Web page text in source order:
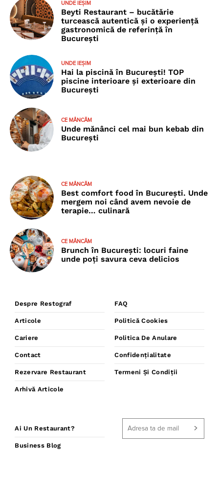
UNDE IEȘIM
Beyti Restaurant – bucătărie
turcească autentică și o experiență
gastronomică de referință în
București
UNDE IEȘIM
Hai la piscină în București! TOP
piscine interioare și exterioare din
București
CE MÂNCĂM
Unde mănânci cel mai bun kebab din
București
CE MÂNCĂM
Best comfort food în București. Unde
mergem noi când avem nevoie de
terapie… culinară
CE MÂNCĂM
Brunch în București: locuri faine
unde poţi savura ceva delicios
Despre Restograf
Articole
Cariere
Contact
Rezervare Restaurant
Arhivă Articole
FAQ
Politică Cookies
Politica De Anulare
Confidențialitate
Termeni Și Condiții
Ai Un Restaurant?
Business Blog